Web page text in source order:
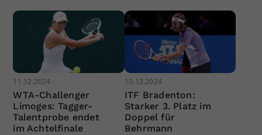
11.12.2024
WTA-Challenger
Limoges: Tagger-
Talentprobe endet
im Achtelfinale
10.12.2024
ITF Bradenton:
Starker 3. Platz im
Doppel für
Behrmann